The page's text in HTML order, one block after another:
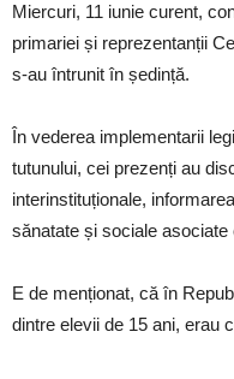
Miercuri, 11 iunie curent,
primariei și reprezentanții
s-au întrunit în ședință.
În vederea implementarii
tutunului, cei prezenți au
interinstituționale,
sănatate și sociale asociate
E de menționat, că în
dintre elevii de 15 ani, erau